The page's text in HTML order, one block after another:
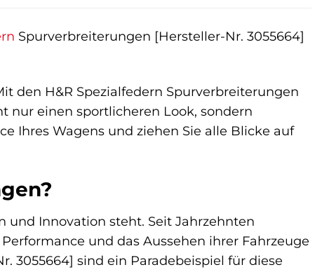
Spurverbreiterungen [Hersteller-Nr. 3055664]
den H&R Spezialfedern Spurverbreiterungen
nur einen sportlicheren Look, sondern
Ihres Wagens und ziehen Sie alle Blicke auf
und Innovation steht. Seit Jahrzehnten
und das Aussehen ihrer Fahrzeuge
3055664] sind ein Paradebeispiel für diese